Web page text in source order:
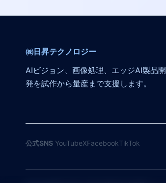
㈱日昇テクノロジー
AIビジョン、画像処理、エッジAI製品開
発を試作から量産まで支援します。
公式SNS YouTubeXFacebookTikTok